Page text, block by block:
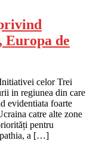
de
celor Trei
in regiunea din care
evidentiata foarte
catre alte zone
pentru
a […]